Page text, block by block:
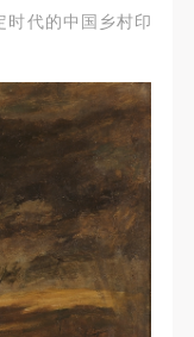
时代的中国乡村印